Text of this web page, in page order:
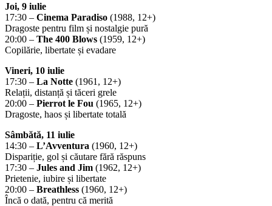
Joi, 9 iulie
17:30 – Cinema Paradiso (1988, 12+)
Dragoste pentru film și nostalgie pură
20:00 – The 400 Blows (1959, 12+)
Copilărie, libertate și evadare
Vineri, 10 iulie
17:30 – La Notte (1961, 12+)
Relații, distanță și tăceri grele
20:00 – Pierrot le Fou (1965, 12+)
Dragoste, haos și libertate totală
Sâmbătă, 11 iulie
14:30 – L’Avventura (1960, 12+)
Dispariție, gol și căutare fără răspuns
17:30 – Jules and Jim (1962, 12+)
Prietenie, iubire și libertate
20:00 – Breathless (1960, 12+)
Încă o dată, pentru că merită